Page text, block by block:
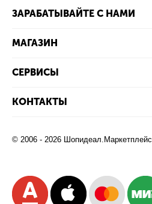
ЗАРАБАТЫВАЙТЕ С НАМИ
МАГАЗИН
СЕРВИСЫ
КОНТАКТЫ
© 2006 - 2026 Шопидеал.Маркетплейс